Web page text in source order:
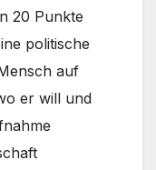
20 Punkte
politische
auf
er will und